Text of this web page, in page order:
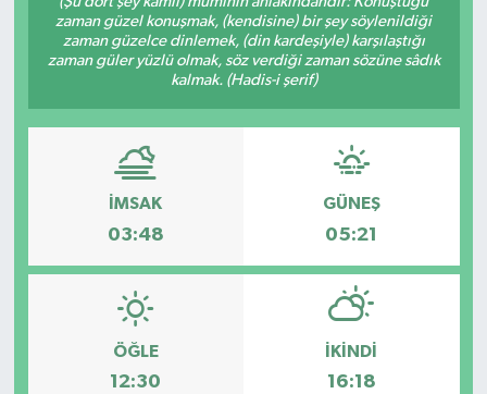
zaman güzel konuşmak, (kendisine) bir şey söylenildiği
zaman güzelce dinlemek, (din kardeşiyle) karşılaştığı
zaman güler yüzlü olmak, söz verdiği zaman sözüne sâdık
kalmak. (Hadis-i şerif)
İMSAK
03:48
GÜNEŞ
05:21
ÖĞLE
12:30
İKINDI
16:18
KÜLTÜR SANAT
SAĞLIK
SİYASET
TEKNOLOJİ
VİZYONDAKİLER